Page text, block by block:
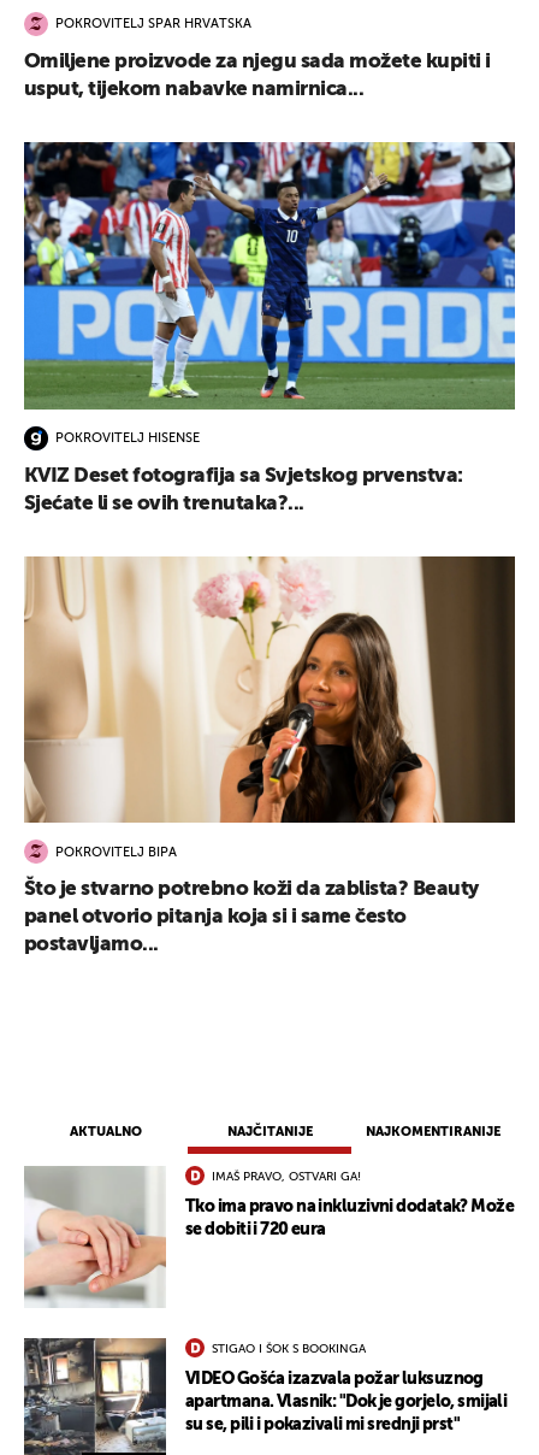
AKTUALNO NAJČITANIJE NAJKOMENTIRANIJE
IMAŠ PRAVO, OSTVARI GA!
Tko ima pravo na inkluzivni dodatak? Može
se dobiti i 720 eura
STIGAO I ŠOK S BOOKINGA
VIDEO Gošća izazvala požar luksuznog
apartmana. Vlasnik: "Dok je gorjelo, smijali
su se, pili i pokazivali mi srednji prst"
POKROVITELJ SPAR HRVATSKA
Omiljene proizvode za njegu sada možete kupiti i
usput, tijekom nabavke namirnica...
POKROVITELJ HISENSE
KVIZ Deset fotografija sa Svjetskog prvenstva:
Sjećate li se ovih trenutaka?...
POKROVITELJ BIPA
Što je stvarno potrebno koži da zablista? Beauty
panel otvorio pitanja koja si i same često
postavljamo...